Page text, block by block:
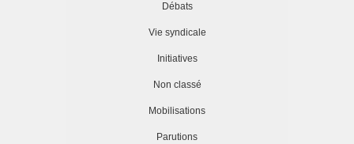
Débats
Vie syndicale
Initiatives
Non classé
Mobilisations
Parutions